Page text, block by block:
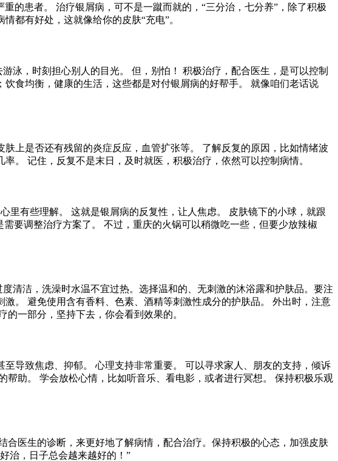
的患者。 治疗银屑病，可不是一蹴而就的，“三分治，七分养”，除了积极
都有好处，这就像给你的皮肤“充电”。
泳，时刻担心别人的目光。 但，别怕！ 积极治疗，配合医生，是可以控制
食均衡，健康的生活，这些都是对付银屑病的好帮手。 就像咱们老话说
上是否还有残留的炎症反应，血管扩张等。 了解反复的原因，比如情绪波
。 记住，反复不是末日，及时就医，积极治疗，依然可以控制病情。
里有些理解。 这就是银屑病的反复性，让人焦虑。 皮肤镜下的小球，就跟
要调整治疗方案了。 不过，重庆的火锅可以稍微吃一些，但要少放辣椒
清洁，洗澡时水温不宜过热。选择温和的、无刺激的沐浴露和护肤品。要注
。 避免使用含有香料、色素、酒精等刺激性成分的护肤品。 外出时，注意
一部分，坚持下去，你会看到效果的。
导致焦虑、抑郁。 心理支持非常重要。 可以寻求家人、朋友的支持，倾诉
助。 学会放松心情，比如听音乐、看电影，或者进行冥想。 保持积极乐观
医生的诊断，来更好地了解病情，配合治疗。保持积极的心态，加强皮肤
治，日子总会越来越好的！”